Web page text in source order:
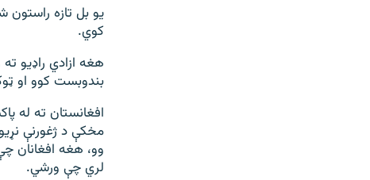
یو بل تازه
کوي.
هغه ازادي راډيو
بندوبست کوو او
افغانستان ته له
مخکې د ژغورنې
وو، هغه افغانان
لري چې ورشي.